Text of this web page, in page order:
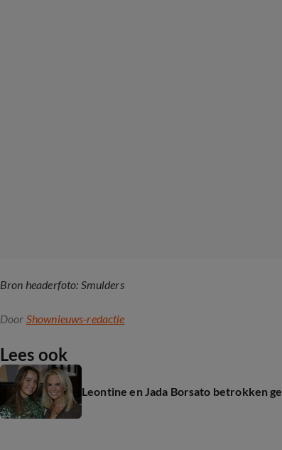
Bron headerfoto: Smulders
Door Shownieuws-redactie
Lees ook
Leontine en Jada Borsato betrokken